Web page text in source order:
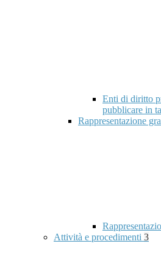
Enti di diritto
pubblicare in
Rappresentazione
Attività e procedimenti 3